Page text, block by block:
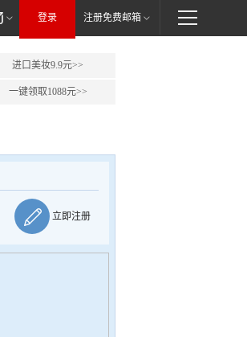
登录 注册免费邮箱
进口美妆9.9元>>
一键领取1088元>>
立即注册